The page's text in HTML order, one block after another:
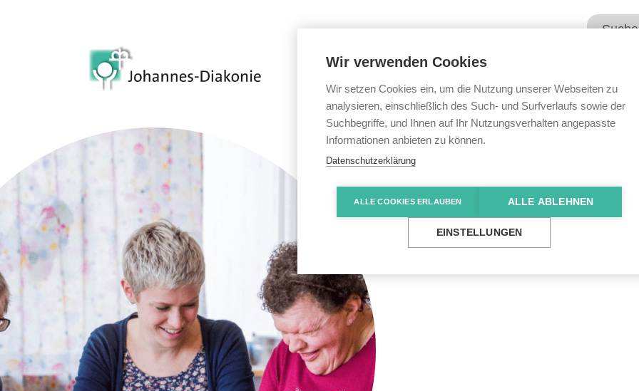
Wir verwenden Cookies
Wir setzen Cookies ein, um die Nutzung unserer Webseiten zu
analysieren, einschließlich des Such- und Surfverlaufs sowie der
Suchbegriffe, und Ihnen auf Ihr Nutzungsverhalten angepasste
Informationen anbieten zu können.
Datenschutzerklärung
ALLE COOKIES ERLAUBEN ALLE ABLEHNEN
EINSTELLUNGEN